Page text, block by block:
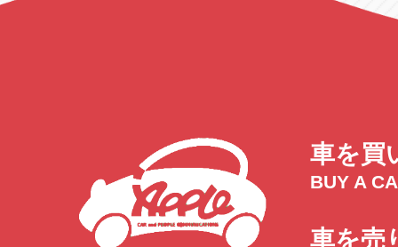
車を買
BUY A
車を売